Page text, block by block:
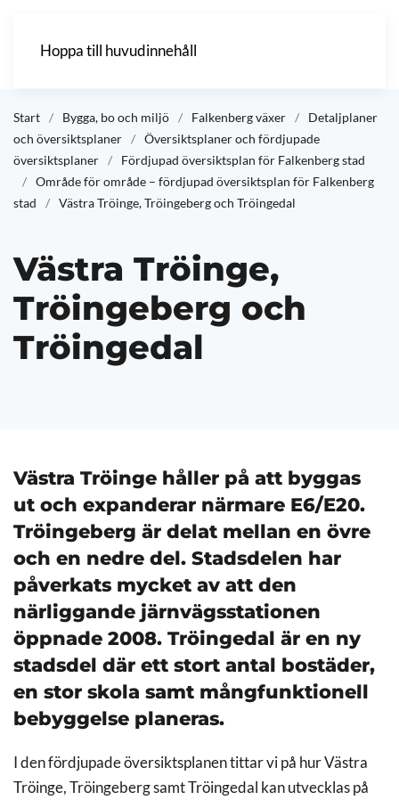
Hoppa till huvudinnehåll
Start Bygga, bo och miljö Falkenberg växer
Detaljplaner
och översiktsplaner
Översiktsplaner och fördjupade
översiktsplaner
Fördjupad översiktsplan för Falkenberg stad
Område för område – fördjupad översiktsplan för Falkenberg
stad
Västra Tröinge, Tröingeberg och Tröingedal
Västra Tröinge,
Tröingeberg och
Tröingedal
Västra Tröinge håller på att byggas
ut och expanderar närmare E6/E20.
Tröingeberg är delat mellan en övre
och en nedre del. Stadsdelen har
påverkats mycket av att den
närliggande järnvägsstationen
öppnade 2008. Tröingedal är en ny
stadsdel där ett stort antal bostäder,
en stor skola samt mångfunktionell
bebyggelse planeras.
I den fördjupade översiktsplanen tittar vi på hur Västra
Tröinge, Tröingeberg samt Tröingedal kan utvecklas på